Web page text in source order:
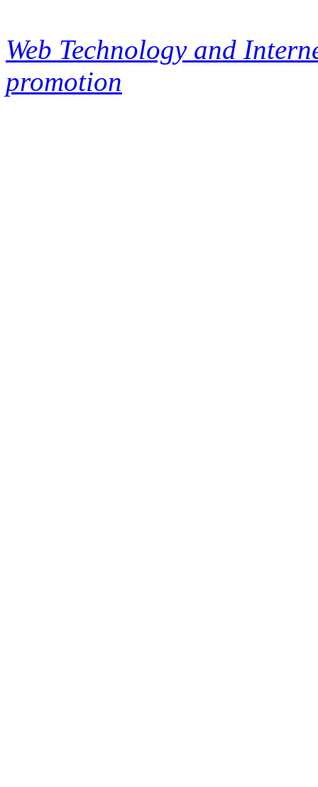
Web Technology and
promotion